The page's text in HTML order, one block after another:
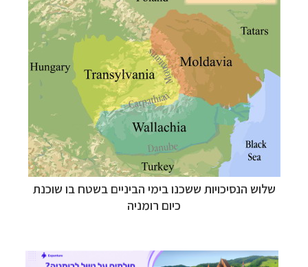
שלוש הנסיכויות ששכנו בימי הביניים בשטח בו שוכנת
כיום רומניה
מסלולים מוכנים ב-11 יעדים –לחצו לבחירת המסלול
המתאים לכם »
מעטפת לוגיסטית מלאה: מלונות, רכב ופעילויות–
לחצו למידע נוסף »
מערכת ניווט חכמה וליווי לאורך כל הדרך